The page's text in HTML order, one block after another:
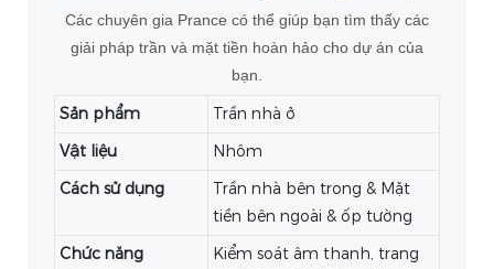
Các chuyên gia Prance có thể giúp bạn tìm thấy các
giải pháp trần và mặt tiền hoàn hảo cho dự án của
bạn.
Sản phẩm
Trần nhà ở
Vật liệu
Nhôm
Cách sử dụng
Trần nhà bên trong & Mặt
tiền bên ngoài & ốp tường
Chức năng
Kiểm soát âm thanh, trang